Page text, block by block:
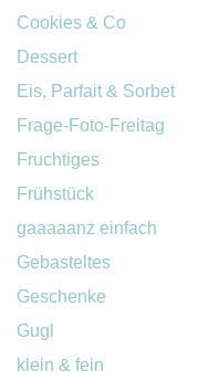
Cookies & Co
Dessert
Eis, Parfait & Sorbet
Frage-Foto-Freitag
Fruchtiges
Frühstück
gaaaaanz einfach
Gebasteltes
Geschenke
Gugl
klein & fein